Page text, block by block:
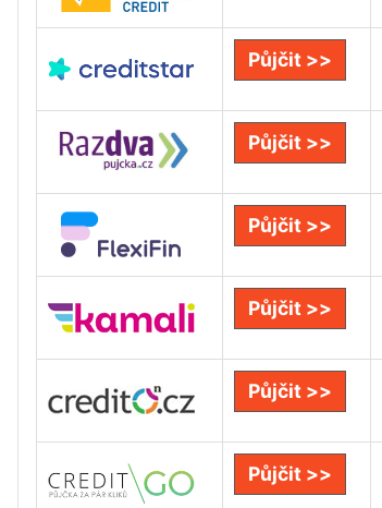
Půjčit >>
Půjčit >>
Půjčit >>
Půjčit >>
Půjčit >>
Půjčit >>